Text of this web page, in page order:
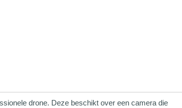
drone. Deze beschikt over een camera die